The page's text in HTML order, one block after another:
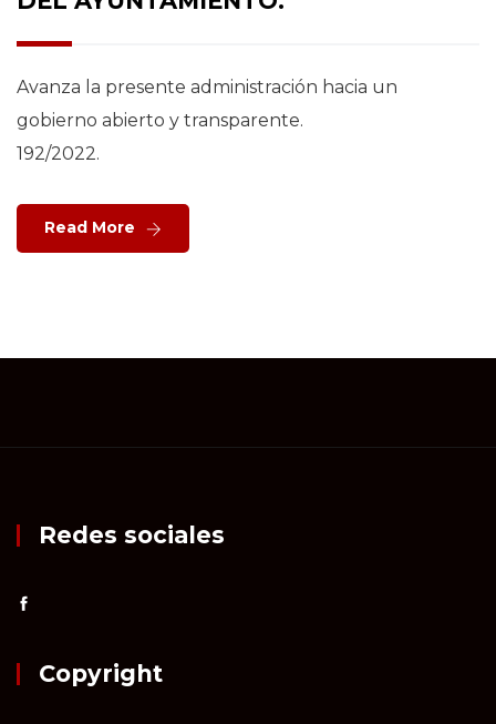
Avanza la presente administración hacia un
gobierno abierto y transparente.
192/2022.
Read More
Redes sociales
Copyright